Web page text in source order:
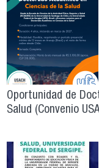
Oportunidad de
Salud (Convenio